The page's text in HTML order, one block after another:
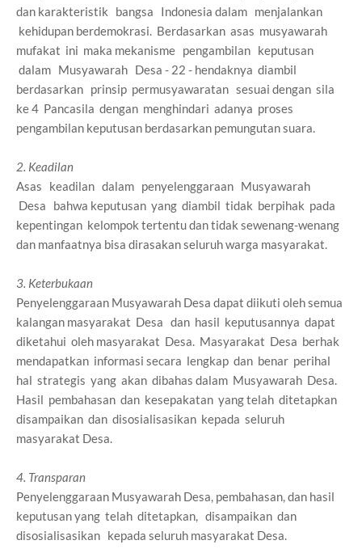
dan karakteristik bangsa Indonesia dalam menjalankan
kehidupan berdemokrasi. Berdasarkan asas musyawarah
mufakat ini maka mekanisme pengambilan keputusan
dalam Musyawarah Desa - 22 - hendaknya diambil
berdasarkan prinsip permusyawaratan sesuai dengan sila
ke 4 Pancasila dengan menghindari adanya proses
pengambilan keputusan berdasarkan pemungutan suara.
2. Keadilan
Asas keadilan dalam penyelenggaraan Musyawarah
Desa bahwa keputusan yang diambil tidak berpihak pada
kepentingan kelompok tertentu dan tidak sewenang-wenang
dan manfaatnya bisa dirasakan seluruh warga masyarakat.
3. Keterbukaan
Penyelenggaraan Musyawarah Desa dapat diikuti oleh semua
kalangan masyarakat Desa dan hasil keputusannya dapat
diketahui oleh masyarakat Desa. Masyarakat Desa berhak
mendapatkan informasi secara lengkap dan benar perihal
hal strategis yang akan dibahas dalam Musyawarah Desa.
Hasil pembahasan dan kesepakatan yang telah ditetapkan
disampaikan dan disosialisasikan kepada seluruh
masyarakat Desa.
4. Transparan
Penyelenggaraan Musyawarah Desa, pembahasan, dan hasil
keputusan yang telah ditetapkan, disampaikan dan
disosialisasikan kepada seluruh masyarakat Desa.